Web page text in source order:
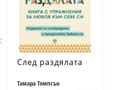
След раздялата
Тамара Томпсън